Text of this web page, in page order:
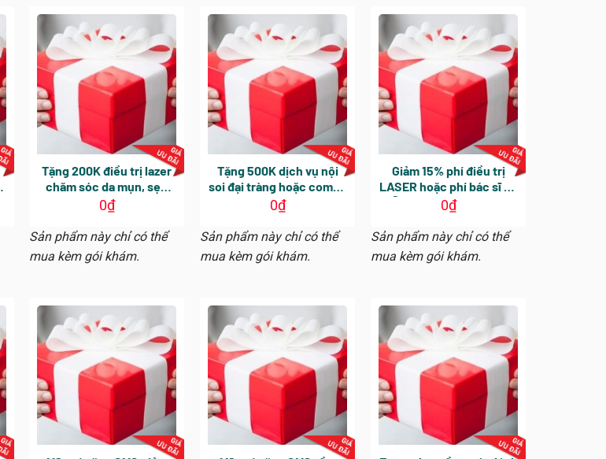
Tặng 200K điều trị lazer
chăm sóc da mụn, sẹo
thâm, trẻ hoá da có hiệu
cho khách hàng Nữ
0₫
Sản phẩm này chỉ có thể
mua kèm gói khám.
Tặng 500K dịch vụ nội
soi đại tràng hoặc combo
nội soi dạ dày và đại
kể từ ngày khám tổng
quát, không áp dụng nội
soi với BS Nguyễn Vĩnh
0₫
Sản phẩm này chỉ có thể
mua kèm gói khám.
Giảm 15% phí điều trị
LASER hoặc phí bác sĩ Da
Liễu trong lần khám tiếp
0₫
Sản phẩm này chỉ có thể
mua kèm gói khám.